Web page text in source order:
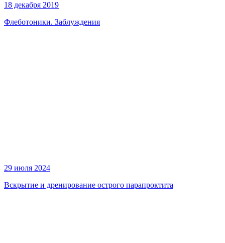
18 декабря 2019
Флеботоники. Заблуждения
29 июля 2024
Вскрытие и дренирование острого парапроктита